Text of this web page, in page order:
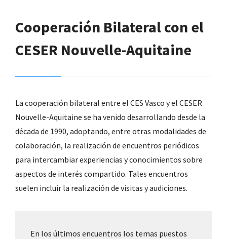
Cooperación Bilateral con el
CESER Nouvelle-Aquitaine
La cooperación bilateral entre el CES Vasco y el CESER
Nouvelle-Aquitaine se ha venido desarrollando desde la
década de 1990, adoptando, entre otras modalidades de
colaboración, la realización de encuentros periódicos
para intercambiar experiencias y conocimientos sobre
aspectos de interés compartido. Tales encuentros
suelen incluir la realización de visitas y audiciones.
En los últimos encuentros los temas puestos